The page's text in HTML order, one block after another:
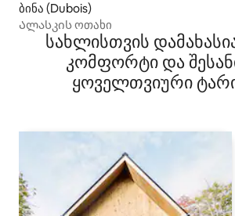
ბინა (Dubois)
Ალასკის ოთახი
სახლისთვის
კომფორტი და
ყოველთვიური